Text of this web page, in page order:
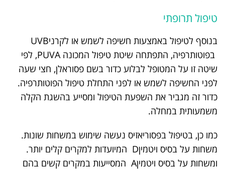
טיפול תרופתי
בנוסף לטיפול באמצעות חשיפה לשמש או לקרניUVB
בפוטותרפיה, התפתחה שיטת טיפול המכונה PUVA, לפי
שיטה זו על המטופל לבלוע כדור בשם פסוראלן, חצי שעה
לפני החשיפה לשמש או לפני התחלת טיפול הפוטותרפיה.
כדור זה מגביר את השפעת הטיפול ומסייע בהשגת הקלה
משמעותית במחלה.
כמו כן, בטיפול בפסוריאזיס נעשה שימוש במשחות שונות.
משחות על בסיס ויטמיןD המיועדות למקרים קלים יותר.
ומשחות על בסיס ויטמיןA המסייעות במקרים קשים בהם